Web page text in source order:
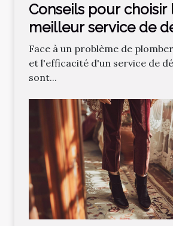
Conseils pour choisir
meilleur service de
plomberie
Face à un problème de
et l'efficacité d'un service de
sont...